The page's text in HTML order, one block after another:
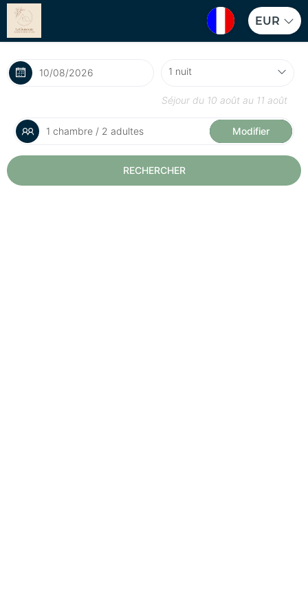
EUR
Séjour du 10 août au 11 août
1 chambre / 2 adultes Modifier